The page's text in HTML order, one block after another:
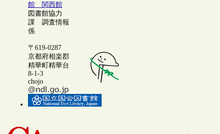
館 関西館
図書館協力
課 調査情報
係
〒619-0287
京都府相楽郡
精華町精華台
8-1-3
chojo